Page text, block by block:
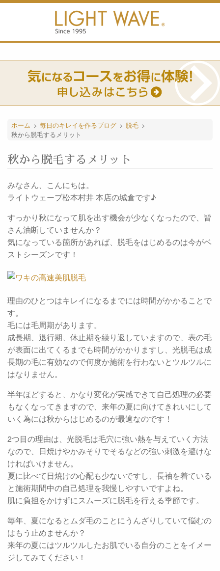
ホーム > 毎日のキレイを作るブログ > 脱毛 >
秋から脱毛するメリット
秋から脱毛するメリット
みなさん、こんにちは。
ライトウェーブ松本村井 本店の城倉です♪
すっかり秋になって肌を出す機会が少なくなったので、皆
さん油断していませんか？
気になっている箇所があれば、脱毛をはじめるのは今がベ
ストシーズンです！
理由のひとつはキレイになるまでには時間がかかることで
す。
毛には毛周期があります。
成長期、退行期、休止期を繰り返していますので、表の毛
が表面に出てくるまでも時間がかかりますし、光脱毛は成
長期の毛に有効なので何度か施術を行わないとツルツルに
はなりません。
半年ほどすると、かなり変化が実感できて自己処理の必要
もなくなってきますので、来年の夏に向けてきれいにして
いく為には秋からはじめるのが最適なのです！
2つ目の理由は、光脱毛は毛穴に強い熱を与えていく方法
なので、日焼けやかみそりでそるなどの強い刺激を避けな
ければいけません。
夏に比べて日焼けの心配も少ないですし、長袖を着ている
と施術期間中の自己処理を我慢しやすいですよね。
肌に負担をかけずにスムーズに脱毛を行える季節です。
毎年、夏になるとムダ毛のことにうんざりしていて悩むの
はもう止めませんか？
来年の夏にはツルツルしたお肌でいる自分のことをイメー
ジしてみてください！